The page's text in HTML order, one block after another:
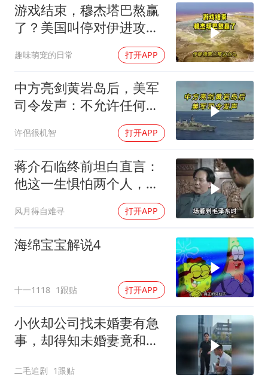
习近平心系体育强国建设
游戏结束，穆杰塔巴熬赢
了？美国叫停对伊进攻，
趣味萌宠的日常 打开APP
中方亮剑黄岩岛后，美军
司令发声：不允许任何国
许侶很机智 打开APP
蒋介石临终前坦白直言：
他这一生惧怕两个人，却
风月得自难寻 打开APP
海绵宝宝解说4
十一1118 1跟贴 打开APP
小伙却公司找未婚妻有急
事，却得知未婚妻竟和别
二毛追剧 1跟贴